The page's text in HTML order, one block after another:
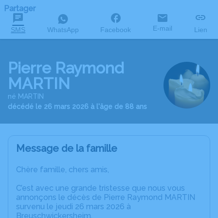
Partager
SMS WhatsApp Facebook E-mail Lien
Pierre Raymond
MARTIN
né MARTIN
décédé le 26 mars 2026 à l'âge de 88 ans
Message de la famille
Chère famille, chers amis,
C’est avec une grande tristesse que nous vous
annonçons le décès de Pierre Raymond MARTIN
survenu le jeudi 26 mars 2026 à
Breuschwickersheim.